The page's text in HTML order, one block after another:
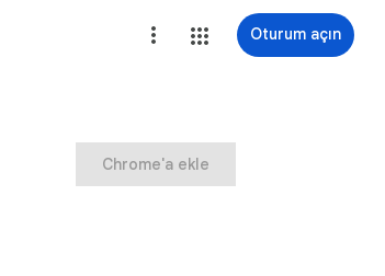
Oturum açın
Chrome'a ekle